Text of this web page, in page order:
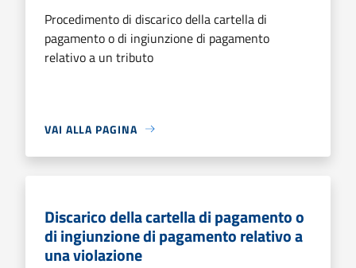
Procedimento di discarico della cartella di
pagamento o di ingiunzione di pagamento
relativo a un tributo
VAI ALLA PAGINA
Discarico della cartella di pagamento o
di ingiunzione di pagamento relativo a
una violazione